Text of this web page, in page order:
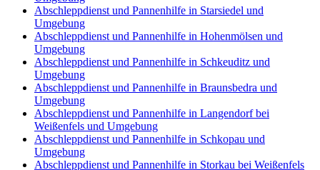
Abschleppdienst und Pannenhilfe in Starsiedel und
Umgebung
Abschleppdienst und Pannenhilfe in Hohenmölsen und
Umgebung
Abschleppdienst und Pannenhilfe in Schkeuditz und
Umgebung
Abschleppdienst und Pannenhilfe in Braunsbedra und
Umgebung
Abschleppdienst und Pannenhilfe in Langendorf bei
Weißenfels und Umgebung
Abschleppdienst und Pannenhilfe in Schkopau und
Umgebung
Abschleppdienst und Pannenhilfe in Storkau bei Weißenfels